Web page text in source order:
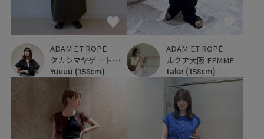
ADAM ET ROPÉ
タカシマヤゲートタワーモール
Yuuuu (156cm)
ADAM ET ROPÉ
ルクア大阪 FEMME
take (158cm)